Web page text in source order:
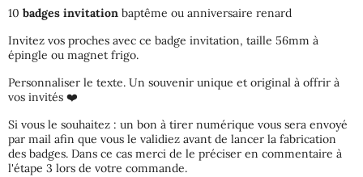
10 badges invitation baptême ou anniversaire renard
Invitez vos proches avec ce badge invitation, taille 56mm à
épingle ou magnet frigo.
Personnaliser le texte. Un souvenir unique et original à offrir à
vos invités ❤️
Si vous le souhaitez : un bon à tirer numérique vous sera envoyé
par mail afin que vous le validiez avant de lancer la fabrication
des badges. Dans ce cas merci de le préciser en commentaire à
l'étape 3 lors de votre commande.